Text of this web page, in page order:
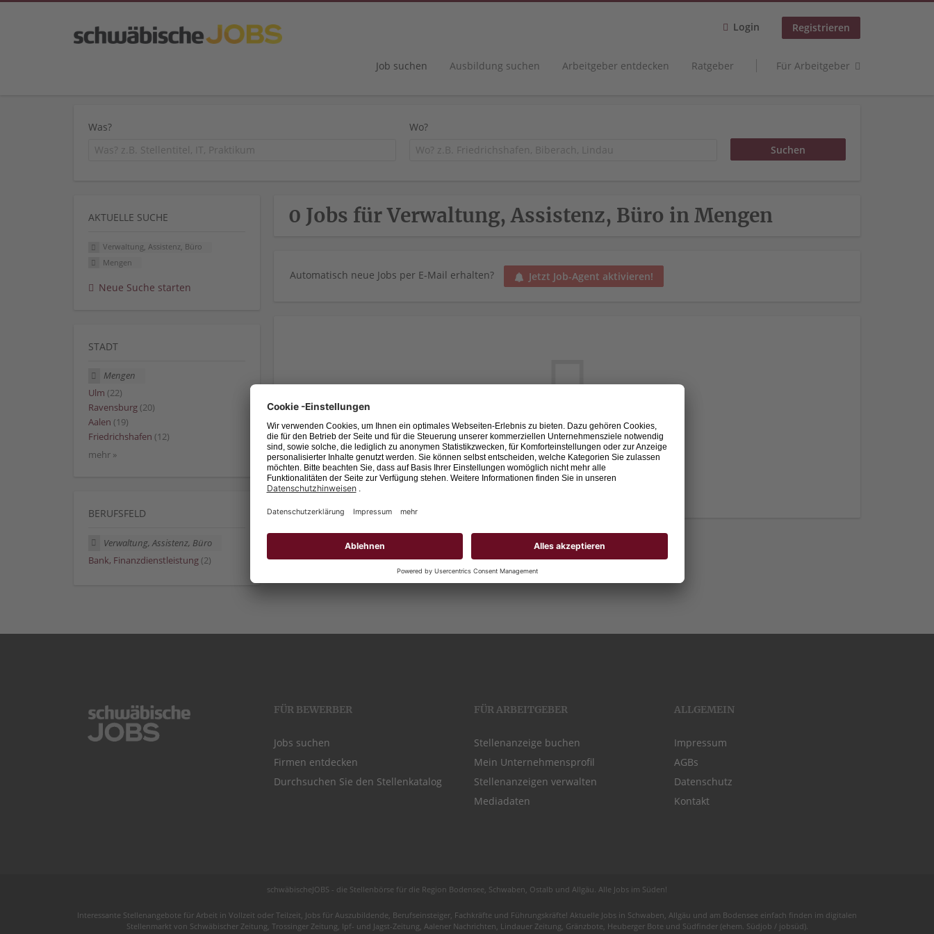
Login Registrieren
Job suchen Ausbildung suchen Arbeitgeber entdecken Ratgeber Für Arbeitgeber
Was? Wo?
0 Jobs für Verwaltung, Assistenz, Büro in Mengen
Automatisch neue Jobs per E-Mail erhalten? Jetzt Job-Agent aktivieren!
Leider keine Jobs gefunden.
AKTUELLE SUCHE
Verwaltung, Assistenz, Büro
Mengen
Neue Suche starten
STADT
Mengen
Ulm (22)
Ravensburg (20)
Aalen (19)
Friedrichshafen (12)
mehr »
BERUFSFELD
Verwaltung, Assistenz, Büro
Bank, Finanzdienstleistung (2)
FÜR BEWERBER
Jobs suchen
Firmen entdecken
Durchsuchen Sie den Stellenkatalog
FÜR ARBEITGEBER
Stellenanzeige buchen
Mein Unternehmensprofil
Stellenanzeigen verwalten
Mediadaten
ALLGEMEIN
Impressum
AGBs
Datenschutz
Kontakt
schwäbischeJOBS - die Stellenbörse für die Region Bodensee , Schwaben, Ostalb und Allgäu . Alle Jobs im Süden!
Interessante Stellenangebote für Arbeit in Vollzeit oder Teilzeit , Jobs für Auszubildende , Berufseinsteiger, Fachkräfte und Führungskräfte! Aktuelle Jobs in Schwaben, Allgäu und am Bodensee einfach finden im digitalen
Stellenmarkt von Schwäbischer Zeitung , Trossinger Zeitung, Ipf- und Jagst-Zeitung, Aalener Nachrichten, Lindauer Zeitung, Gränzbote, Heuberger Bote und Südfinder(ehem. Südjob / jobsüd).